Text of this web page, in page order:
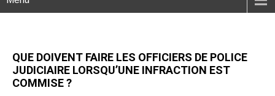
QUE DOIVENT FAIRE LES OFFICIERS DE POLICE
JUDICIAIRE LORSQU’UNE INFRACTION EST
COMMISE ?